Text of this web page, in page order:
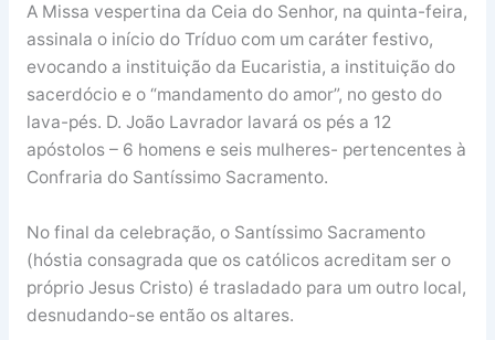
A Missa vespertina da Ceia do Senhor, na quinta-feira,
assinala o início do Tríduo com um caráter festivo,
evocando a instituição da Eucaristia, a instituição do
sacerdócio e o “mandamento do amor”, no gesto do
lava-pés. D. João Lavrador lavará os pés a 12
apóstolos – 6 homens e seis mulheres- pertencentes à
Confraria do Santíssimo Sacramento.
No final da celebração, o Santíssimo Sacramento
(hóstia consagrada que os católicos acreditam ser o
próprio Jesus Cristo) é trasladado para um outro local,
desnudando-se então os altares.